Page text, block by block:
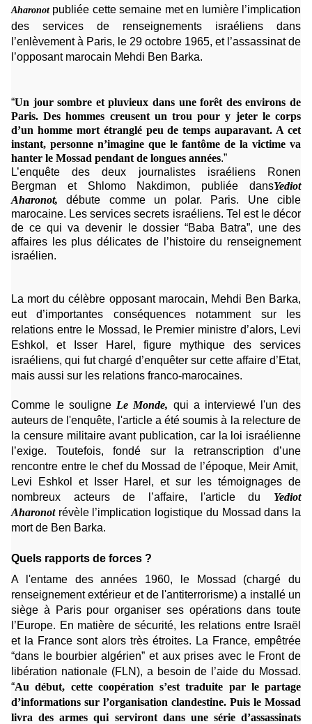
Aharonotpubliée cette semaine met en lumière l’implication
des services de renseignements israéliens dans
l’enlèvement à Paris, le 29 octobre 1965, et l’assassinat de
l’opposant marocain Mehdi Ben Barka.
“Un jour sombre et pluvieux dans une forêt des environs de
Paris. Des hommes creusent un trou pour y jeter le corps
d’un homme mort étranglé peu de temps auparavant. A cet
instant, personne n’imagine que le fantôme de la victime va
hanter le Mossad pendant de longues années.”
L’enquête des deux journalistes israéliensRonen
Bergman et Shlomo Nakdimon, publiée dansYediot
Aharonot,
débute comme un polar. Paris. Une cible
marocaine. Les services secrets israéliens. Tel est le décor
de ce qui va devenir le dossier “Baba Batra”, une des
affaires les plus délicates de l’histoire du renseignement
israélien.
La mort du célèbre opposant marocain, Mehdi Ben Barka,
eut d’importantes conséquences notamment sur les
relations entre le Mossad, le Premier ministre d’alors, Levi
Eshkol, et Isser Harel, figure mythique des services
israéliens, qui fut chargé d’enquêter sur cette affaire d’Etat,
mais aussi sur les relations franco-marocaines.
Comme le souligne Le Monde, qui a interviewé l'un des
auteurs de l'enquête, l'article a été soumis à la relecture de
la censure militaire avant publication, car la loi israélienne
l’exige. Toutefois, fondé sur la retranscription d’une
rencontre entre le chef du Mossad de l’époque, Meir Amit,
Levi Eshkol et Isser Harel, et sur les témoignages de
nombreux acteurs de l’affaire, l'article du Yediot
Aharonot révèle l’implication logistique du Mossad dans la
mort de Ben Barka.
Quels rapports de forces ?
A l'entame des années 1960, le Mossad (chargé du
renseignement extérieur et de l'antiterrorisme) a installé un
siège à Paris pour organiser ses opérations dans toute
l’Europe. En matière de sécurité, les relations entre Israël
et la France sont alors très étroites. La France, empêtrée
“dans le bourbier algérien” et aux prises avec le Front de
libération nationale (FLN), a besoin de l’aide du Mossad.
“Au début, cette coopération s’est traduite par le partage
d’informations sur l’organisation clandestine. Puis le Mossad
livra des armes qui serviront dans une série d’assassinats